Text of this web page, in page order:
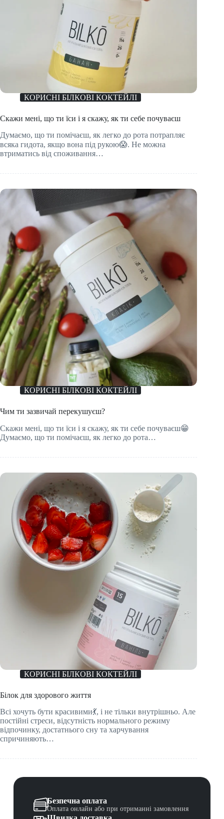
КОРИСНІ БІЛКОВІ КОКТЕЙЛІ
Скажи мені, що ти їси і я скажу, як ти себе почуваєш
Думаємо, що ти помічаєш, як легко до рота потрапляє
всяка гидота, якщо вона під рукою😱. Не можна
втриматись від споживання…
КОРИСНІ БІЛКОВІ КОКТЕЙЛІ
Чим ти зазвичай перекушуєш?
Скажи мені, що ти їси і я скажу, як ти себе почуваєш😁
Думаємо, що ти помічаєш, як легко до рота…
КОРИСНІ БІЛКОВІ КОКТЕЙЛІ
Білок для здорового життя
Всі хочуть бути красивими💃, і не тільки внутрішньо. Але
постійні стреси, відсутність нормального режиму
відпочинку, достатнього сну та харчування
спричиняють…
Безпечна оплата
Оплата онлайн або при отриманні замовлення